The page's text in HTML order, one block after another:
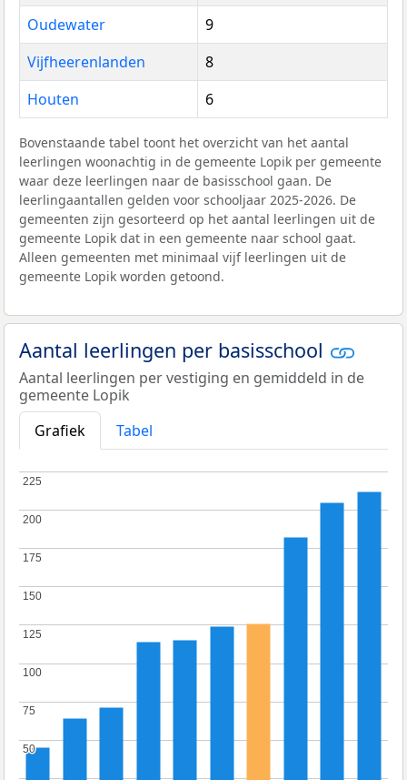
Oudewater
9
Vijfheerenlanden
8
Houten
6
Bovenstaande tabel toont het overzicht van het aantal
leerlingen woonachtig in de gemeente Lopik per gemeente
waar deze leerlingen naar de basisschool gaan. De
leerlingaantallen gelden voor schooljaar 2025-2026. De
gemeenten zijn gesorteerd op het aantal leerlingen uit de
gemeente Lopik dat in een gemeente naar school gaat.
Alleen gemeenten met minimaal vijf leerlingen uit de
gemeente Lopik worden getoond.
Aantal leerlingen per basisschool
Aantal leerlingen per vestiging en gemiddeld in de
gemeente Lopik
Grafiek
Tabel
50
50
75
75
100
100
125
125
150
150
175
175
200
200
225
225